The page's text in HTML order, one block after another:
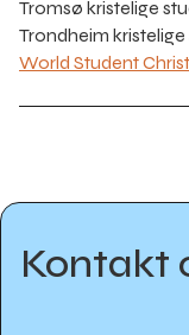
Tromsø kristelige
Trondheim
World Student
Kontakt